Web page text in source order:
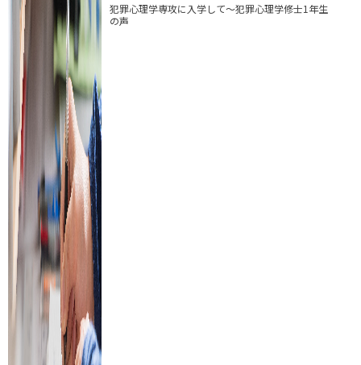
犯罪心理学専攻に入学して～犯罪心理学修士1年生
の声